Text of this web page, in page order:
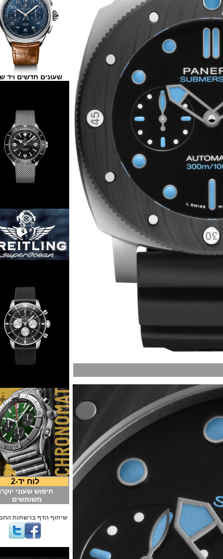
שעונים חדשים ויד שנייה
לוח יד-2
חיפוש שעוני יוקרה
משומשים
שיתוף הדף ברשתות החברתיות